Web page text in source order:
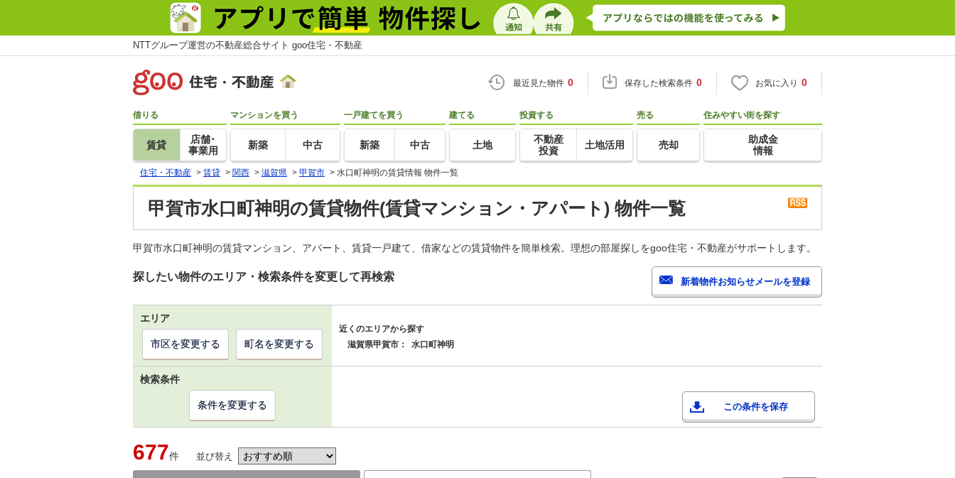
NTTグループ運営の不動産総合サイト goo住宅・不動産
最近見た物件 0 保存した検索条件 0 お気に入り 0
借りる
賃貸
店舗･
事業用
マンションを買う
新築 中古
一戸建てを買う
新築 中古
建てる
土地
投資する
不動産
投資
土地活用
売る
売却
住みやすい街を探す
助成金
情報
住宅・不動産 > 賃貸 > 関西 > 滋賀県 > 甲賀市 > 水口町神明の賃貸情報 物件一覧
甲賀市水口町神明の賃貸物件(賃貸マンション・アパート) 物件一覧
甲賀市水口町神明の賃貸マンション、アパート、賃貸一戸建て、借家などの賃貸物件を簡単検索。理想の部屋探しをgoo住宅・不動産がサポートします。
探したい物件のエリア・検索条件を変更して再検索
エリア
近くのエリアから探す
滋賀県甲賀市：
水口町神明
市区を変更する 町名を変更する
検索条件
この条件を保存
条件を変更する
677件 並び替え